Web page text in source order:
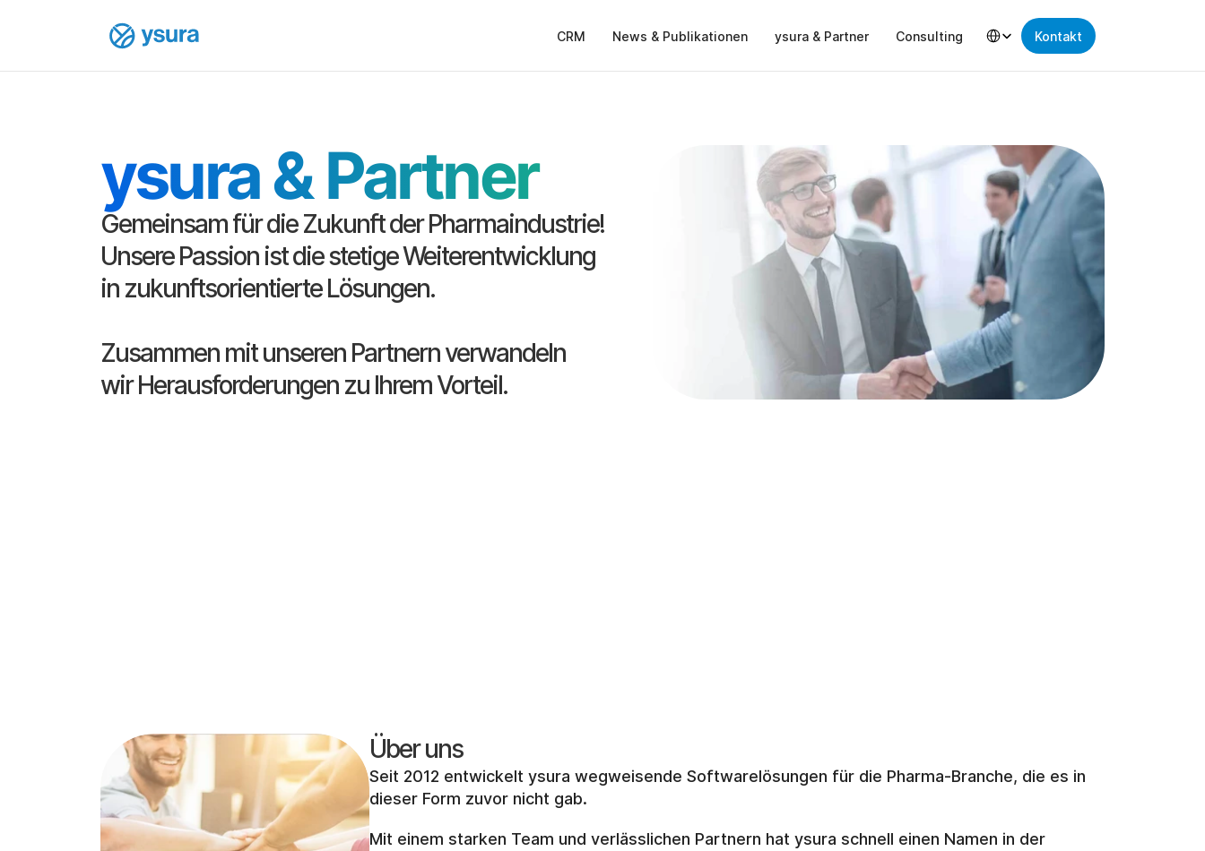
CRM News & Publikationen ysura & Partner Consulting
Select Language
Kontakt
ysura & Partner
Gemeinsam für die Zukunft der Pharmaindustrie!
Unsere Passion ist die stetige Weiterentwicklung
in zukunftsorientierte Lösungen.
Zusammen mit unseren Partnern verwandeln
wir Herausforderungen zu Ihrem Vorteil.
Über uns
Seit 2012 entwickelt ysura wegweisende Softwarelösungen für die Pharma-Branche, die es in
dieser Form zuvor nicht gab.
Mit einem starken Team und verlässlichen Partnern hat ysura schnell einen Namen in der